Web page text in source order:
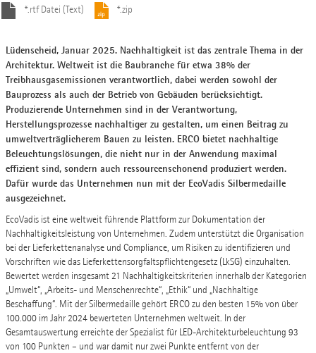
*.rtf Datei (Text) *.zip
Lüdenscheid, Januar 2025. Nachhaltigkeit ist das zentrale Thema in der
Architektur. Weltweit ist die Baubranche für etwa 38% der
Treibhausgasemissionen verantwortlich, dabei werden sowohl der
Bauprozess als auch der Betrieb von Gebäuden berücksichtigt.
Produzierende Unternehmen sind in der Verantwortung,
Herstellungsprozesse nachhaltiger zu gestalten, um einen Beitrag zu
umweltverträglicherem Bauen zu leisten. ERCO bietet nachhaltige
Beleuchtungslösungen, die nicht nur in der Anwendung maximal
effizient sind, sondern auch ressourcenschonend produziert werden.
Dafür wurde das Unternehmen nun mit der EcoVadis Silbermedaille
ausgezeichnet.
EcoVadis ist eine weltweit führende Plattform zur Dokumentation der
Nachhaltigkeitsleistung von Unternehmen. Zudem unterstützt die Organisation
bei der Lieferkettenanalyse und Compliance, um Risiken zu identifizieren und
Vorschriften wie das Lieferkettensorgfaltspflichtengesetz (LkSG) einzuhalten.
Bewertet werden insgesamt 21 Nachhaltigkeitskriterien innerhalb der Kategorien
„Umwelt“, „Arbeits- und Menschenrechte“, „Ethik“ und „Nachhaltige
Beschaffung“. Mit der Silbermedaille gehört ERCO zu den besten 15% von über
100.000 im Jahr 2024 bewerteten Unternehmen weltweit. In der
Gesamtauswertung erreichte der Spezialist für LED-Architekturbeleuchtung 93
von 100 Punkten – und war damit nur zwei Punkte entfernt von der